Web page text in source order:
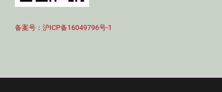
备案号：沪ICP备16049796号-1